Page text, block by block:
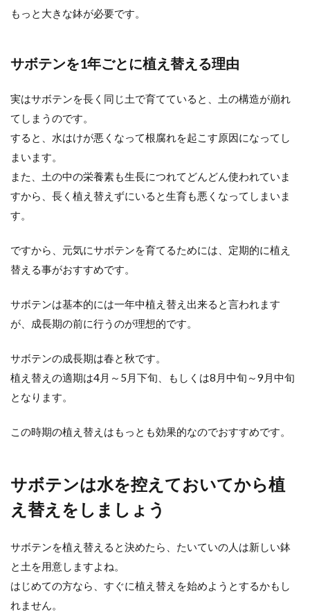
花を咲かせるサボテン...
するときのコツやポイント
ていたけれど、実際にそうしてみたらなんだ
サボテンには多くの種類がありますが、その
呼ばれます。 サボ...
サボテンの植え替えに適した時期と
植え替え方法の手順
ね。 昔からあるサボテンも多肉植物の１種で
サボテンの花言葉は？種類別のサボ
トしたいと考えている人もいますよね。サボ
テンはお世話もそれほ...
もっと大きな鉢が必要です。
サボテンを1年ごとに植え替える理由
実はサボテンを長く同じ土で育てていると、土の構造が崩れ
てしまうのです。
すると、水はけが悪くなって根腐れを起こす原因になってし
まいます。
また、土の中の栄養素も生長につれてどんどん使われていま
すから、長く植え替えずにいると生育も悪くなってしまいま
す。
ですから、元気にサボテンを育てるためには、定期的に植え
替える事がおすすめです。
サボテンは基本的には一年中植え替え出来ると言われます
が、成長期の前に行うのが理想的です。
サボテンの成長期は春と秋です。
植え替えの適期は4月～5月下旬、もしくは8月中旬～9月中旬
となります。
この時期の植え替えはもっとも効果的なのでおすすめです。
サボテンは水を控えておいてから植
え替えをしましょう
サボテンを植え替えると決めたら、たいていの人は新しい鉢
と土を用意しますよね。
はじめての方なら、すぐに植え替えを始めようとするかもし
れません。